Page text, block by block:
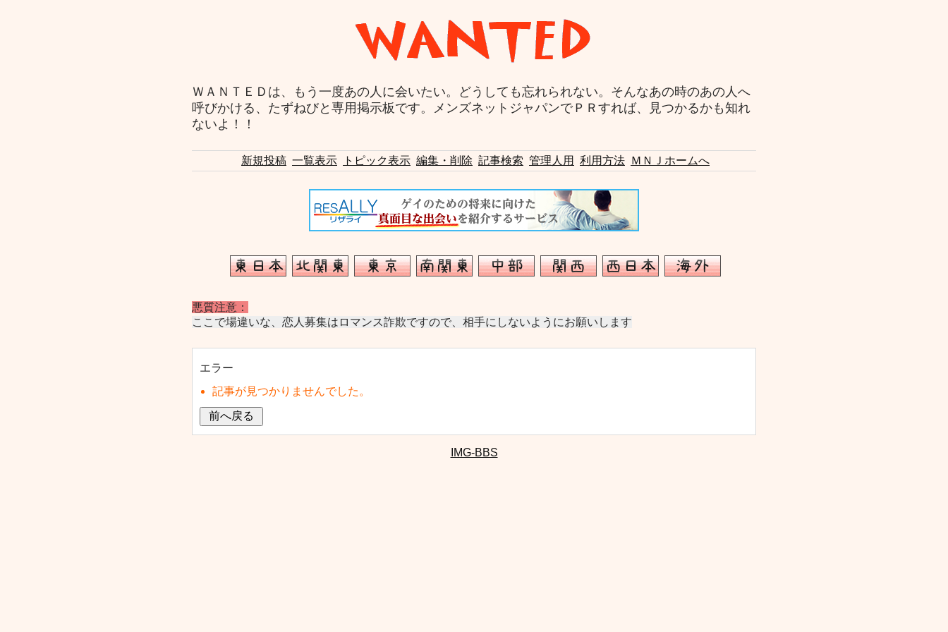
ＷＡＮＴＥＤは、もう一度あの人に会いたい。どうしても忘れられない。そんなあの時のあの人へ
呼びかける、たずねびと専用掲示板です。メンズネットジャパンでＰＲすれば、見つかるかも知れ
ないよ！！
新規投稿 一覧表示 トピック表示 編集・削除 記事検索 管理人用 利用方法 ＭＮＪホームへ
悪質注意：
ここで場違いな、恋人募集はロマンス詐欺ですので、相手にしないようにお願いします
エラー
記事が見つかりませんでした。
IMG-BBS